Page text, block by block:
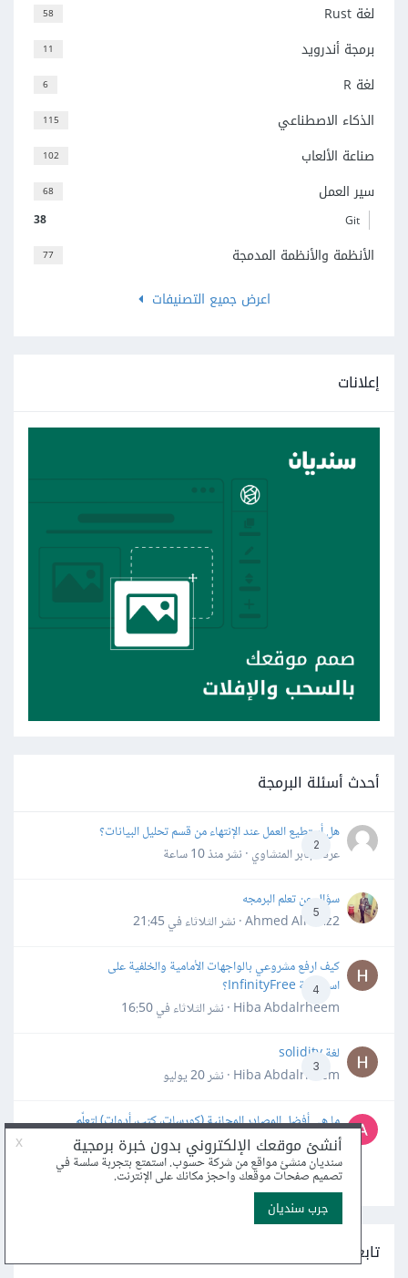
58 لغة Rust
11 برمجة أندرويد
6 لغة R
115 الذكاء الاصطناعي
102 صناعة الألعاب
68 سير العمل
38 Git
77
الأنظمة والأنظمة المدمجة
اعرض جميع التصنيفات
إعلانات
أحدث أسئلة البرمجة
2
هل أستطيع العمل عند الإنتهاء من قسم تحليل البيانات؟
عرفه جابر المنشاوي · نشرمنذ 10 ساعة
5
سؤال عن تعلم البرمجه
Ahmed Alhafiz2 · نشر
الثلاثاء في 21:45
4
كيف ارفع مشروعي بالواجهات الأمامية والخلفية على
استضافة InfinityFree؟
Hiba Abdalrheem · نشر
الثلاثاء في 16:50
3
لغة solidity
Hiba Abdalrheem · نشر
20 يوليو
4
ما هي أفضل المصادر المجانية (كورسات، كتب، أدوات) لتعلّم
واحترام لغة C++، وما هي أهم الأخطاء الشائعة التي يجب
تجنبها؟
Tech_Aspire · نشر
14 يوليو
تابعنا على